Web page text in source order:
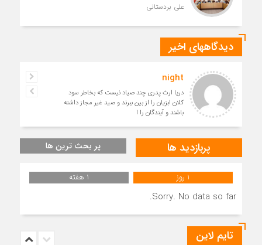
علی بردستانی
دیدگاههای اخیر
night
دریا ارث پدری چند صیاد نیست که بخاطر سود
کلان ابزیان را از بین ببرند و صید غیر مجاز داشته
باشند و آیندگان را ا
پربازدید ها پر بحث ترین ها
1 روز 1 هفته
Sorry. No data so far.
تایم لاین